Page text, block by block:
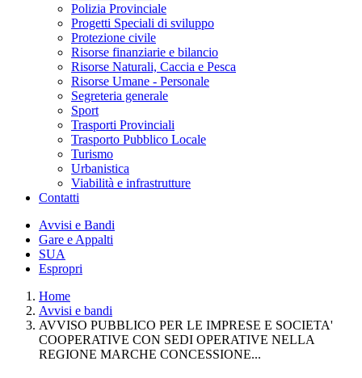
Polizia Provinciale
Progetti Speciali di sviluppo
Protezione civile
Risorse finanziarie e bilancio
Risorse Naturali, Caccia e Pesca
Risorse Umane - Personale
Segreteria generale
Sport
Trasporti Provinciali
Trasporto Pubblico Locale
Turismo
Urbanistica
Viabilità e infrastrutture
Contatti
Avvisi e Bandi
Gare e Appalti
SUA
Espropri
Home
Avvisi e bandi
AVVISO PUBBLICO PER LE IMPRESE E SOCIETA'
COOPERATIVE CON SEDI OPERATIVE NELLA
REGIONE MARCHE CONCESSIONE...